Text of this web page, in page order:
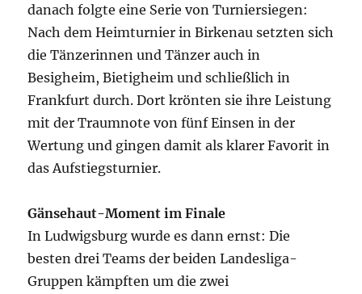
danach folgte eine Serie von Turniersiegen:
Nach dem Heimturnier in Birkenau setzten sich
die Tänzerinnen und Tänzer auch in
Besigheim, Bietigheim und schließlich in
Frankfurt durch. Dort krönten sie ihre Leistung
mit der Traumnote von fünf Einsen in der
Wertung und gingen damit als klarer Favorit in
das Aufstiegsturnier.
Gänsehaut-Moment im Finale
In Ludwigsburg wurde es dann ernst: Die
besten drei Teams der beiden Landesliga-
Gruppen kämpften um die zwei